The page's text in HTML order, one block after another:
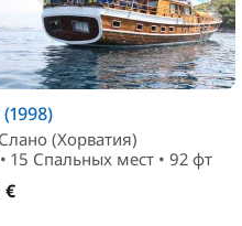
(Хорватия)
15 Спальныx мест • 92 фт
€